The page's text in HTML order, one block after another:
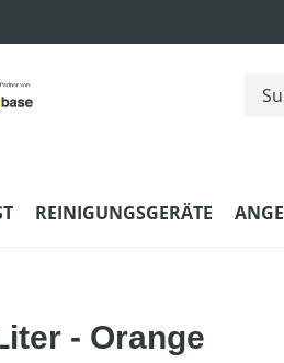
REINIGUNGSGERÄTE
- Orange